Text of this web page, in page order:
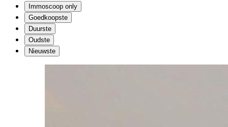
Immoscoop only
Goedkoopste
Duurste
Oudste
Nieuwste